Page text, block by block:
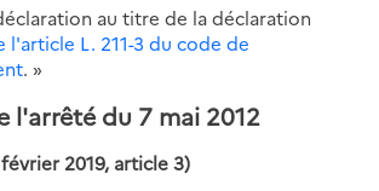
au titre de la déclaration
l'article L. 211-3 du code de
. »
l'arrêté du 7 mai 2012
2019, article 3)